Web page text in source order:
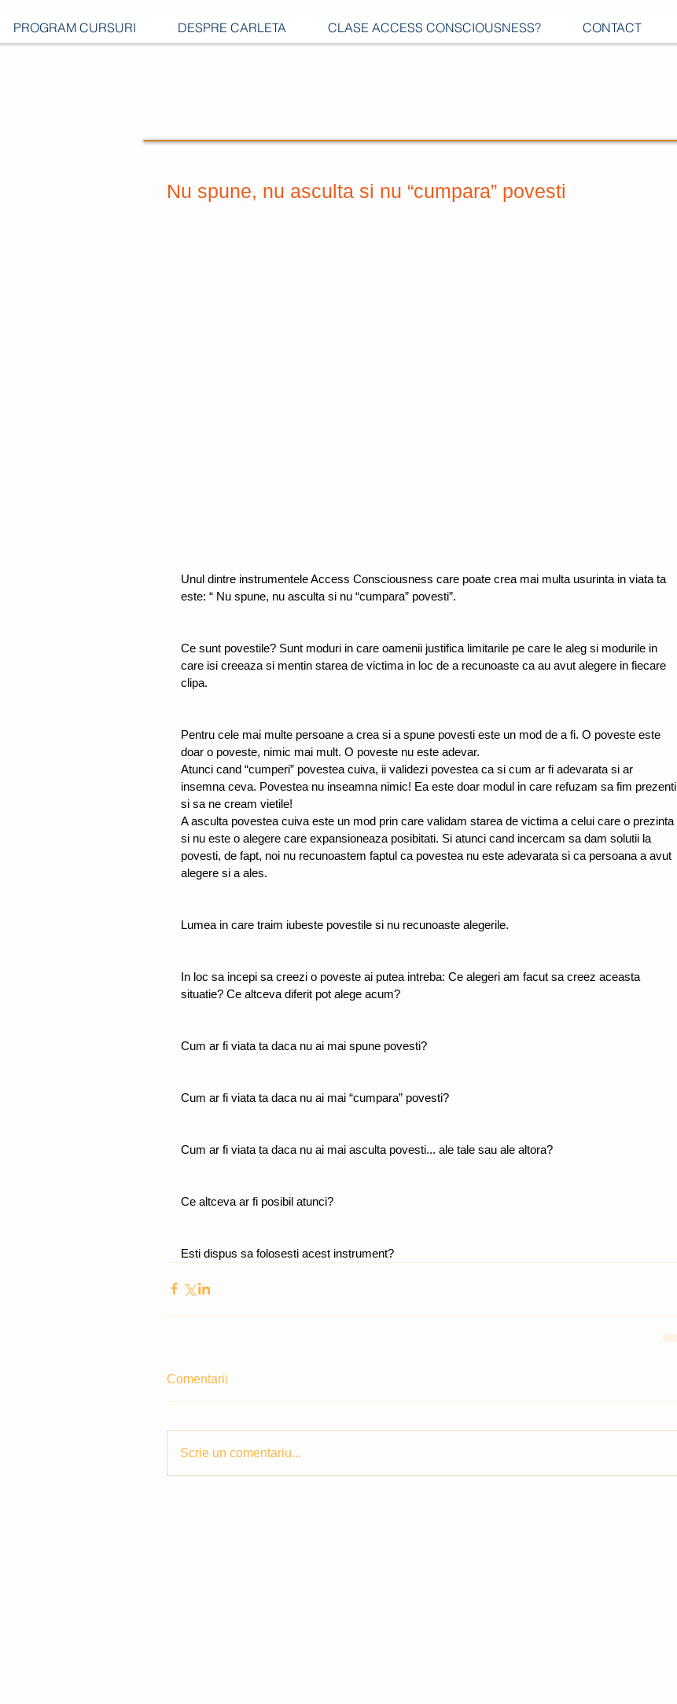
PROGRAM CURSURI DESPRE CARLETA CLASE ACCESS CONSCIOUSNESS? CONTACT
Nu spune, nu asculta si nu “cumpara” povesti
Unul dintre instrumentele Access Consciousness care poate crea mai multa usurinta in viata ta
este: “ Nu spune, nu asculta si nu “cumpara” povesti”.
Ce sunt povestile? Sunt moduri in care oamenii justifica limitarile pe care le aleg si modurile in
care isi creeaza si mentin starea de victima in loc de a recunoaste ca au avut alegere in fiecare
clipa.
Pentru cele mai multe persoane a crea si a spune povesti este un mod de a fi. O poveste este
doar o poveste, nimic mai mult. O poveste nu este adevar.
Atunci cand “cumperi” povestea cuiva, ii validezi povestea ca si cum ar fi adevarata si ar
insemna ceva. Povestea nu inseamna nimic! Ea este doar modul in care refuzam sa fim prezenti
si sa ne cream vietile!
A asculta povestea cuiva este un mod prin care validam starea de victima a celui care o prezinta
si nu este o alegere care expansioneaza posibitati. Si atunci cand incercam sa dam solutii la
povesti, de fapt, noi nu recunoastem faptul ca povestea nu este adevarata si ca persoana a avut
alegere si a ales.
Lumea in care traim iubeste povestile si nu recunoaste alegerile.
In loc sa incepi sa creezi o poveste ai putea intreba: Ce alegeri am facut sa creez aceasta
situatie? Ce altceva diferit pot alege acum?
Cum ar fi viata ta daca nu ai mai spune povesti?
Cum ar fi viata ta daca nu ai mai “cumpara” povesti?
Cum ar fi viata ta daca nu ai mai asculta povesti... ale tale sau ale altora?
Ce altceva ar fi posibil atunci?
Esti dispus sa folosesti acest instrument?
Comentarii
Scrie un comentariu...